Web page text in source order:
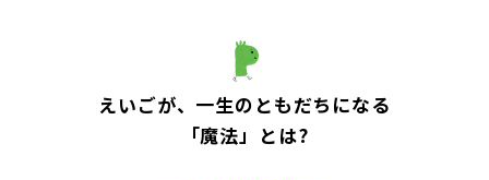
えいごが、一生のともだちになる
「魔法」とは?